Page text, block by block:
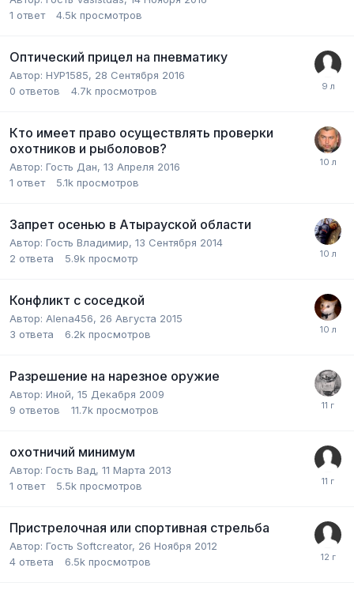
1 ответ 4.5k просмотров
Оптический прицел на пневматику
Автор: НУР1585, 28 Сентября 2016
0 ответов 4.7k просмотров
Кто имеет право осуществлять проверки
охотников и рыболовов?
Автор: Гость Дан, 13 Апреля 2016
1 ответ 5.1k просмотров
Запрет осенью в Атырауской области
Автор: Гость Владимир, 13 Сентября 2014
2 ответа 5.9k просмотр
Конфликт с соседкой
Автор: Alena456, 26 Августа 2015
3 ответа 6.2k просмотров
Разрешение на нарезное оружие
Автор: Иной, 15 Декабря 2009
9 ответов 11.7k просмотров
охотничий минимум
Автор: Гость Вад, 11 Марта 2013
1 ответ 5.5k просмотров
Пристрелочная или спортивная стрельба
Автор: Гость Softcreator, 26 Ноября 2012
4 ответа 6.5k просмотров